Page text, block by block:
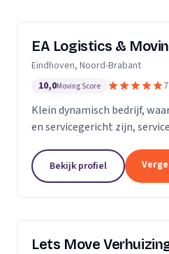
EA Logistics &
Eindhoven, Noord-Brabant
10,0Moving Score
Klein dynamisch bedrijf,
en servicegericht zijn,
Bekijk profiel
Lets Move